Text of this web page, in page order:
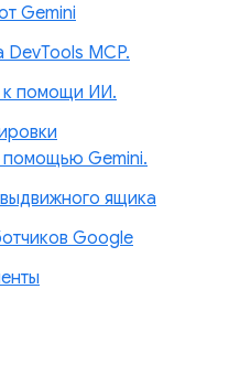
Gemini
DevTools MCP.
к помощи ИИ.
помощью Gemini.
ящика
Google